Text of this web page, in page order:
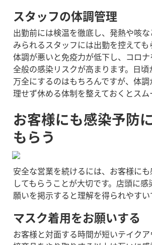
スタッフの体調管理
出勤前には検温を徹底し、発熱や咳
みられるスタッフには出勤を控えても
体調が悪いと免疫力が低下し、コロ
全般の感染リスクが高まります。日
万全にするのはもちろんですが、体
理せず休める体制を整えておくとスム
お客様にも感染予防
もらう
安全な営業を続けるには、お客様に
してもらうことが大切です。店頭に
願いを掲示すると理解を得られやすい
マスク着用をお願いする
お客様と対面する時間が短いテイク